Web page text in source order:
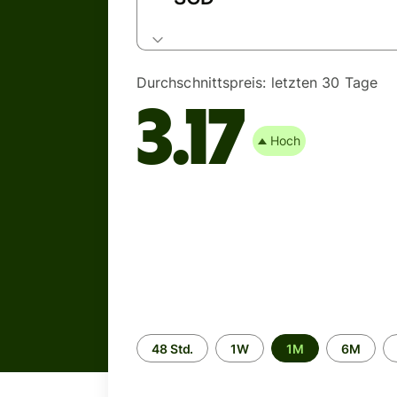
Durchschnittspreis: letzten 30 Tage
3.17 Hoch
Zeitraum
48 Std. 1W 1M 6M